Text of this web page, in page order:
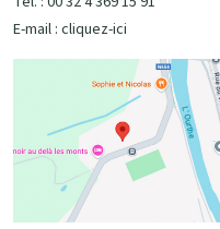
E-mail : cliquez-ici